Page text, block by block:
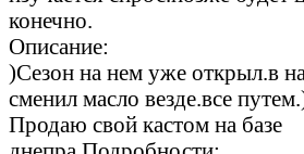
конечно.
Описание:
)Сезон на нем уже открыл.в
сменил масло везде.все
Продаю свой кастом на базе